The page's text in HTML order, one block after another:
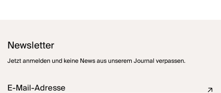
Newsletter
Jetzt anmelden und keine News aus unserem Journal verpassen.
E-Mail-Adresse